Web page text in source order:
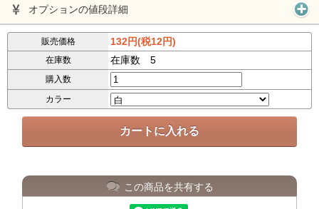
オプションの値段詳細
販売価格 132円(税12円)
在庫数 在庫数 5
購入数
カラー
この商品を共有する